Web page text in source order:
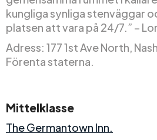
kungliga synliga stenväggar
platsen att vara på 24/7.” –
Adress: 177 1st Ave North,
Förenta staterna.
Mittelklasse
The Germantown Inn.